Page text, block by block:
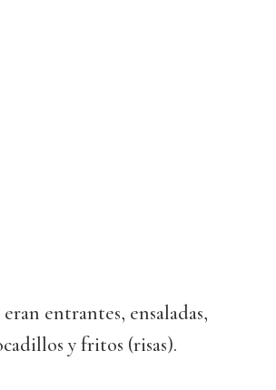
entrantes, ensaladas,
y fritos (risas).